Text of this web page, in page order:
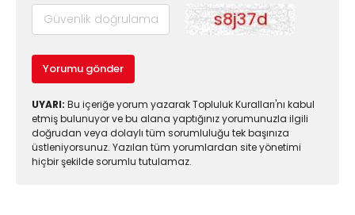
Yorumu gönder
UYARI: Bu içeriğe yorum yazarak Topluluk Kuralları'nı kabul
etmiş bulunuyor ve bu alana yaptığınız yorumunuzla ilgili
doğrudan veya dolaylı tüm sorumluluğu tek başınıza
üstleniyorsunuz. Yazılan tüm yorumlardan site yönetimi
hiçbir şekilde sorumlu tutulamaz.